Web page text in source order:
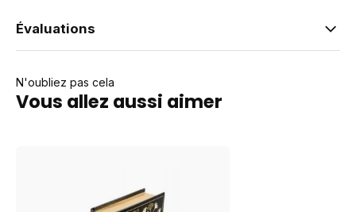
Évaluations
N'oubliez pas cela
Vous allez aussi aimer